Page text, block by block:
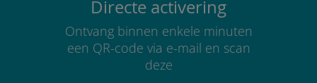
Directe activering
Ontvang binnen enkele minuten
een QR-code via e-mail en scan
deze